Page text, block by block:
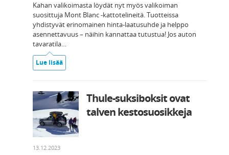
Kahan valikoimasta löydät nyt myös valikoiman
suosittuja Mont Blanc -kattotelineitä. Tuotteissa
yhdistyvät erinomainen hinta-laatusuhde ja helppo
asennettavuus – näihin kannattaa tutustua! Jos auton
tavaratila…
Lue lisää
Thule-suksiboksit ovat
talven kestosuosikkeja
13.12.2023